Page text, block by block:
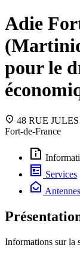
Adie
pour le
48 RUE
Fort-de-France
Services
Antennes
Informations sur la